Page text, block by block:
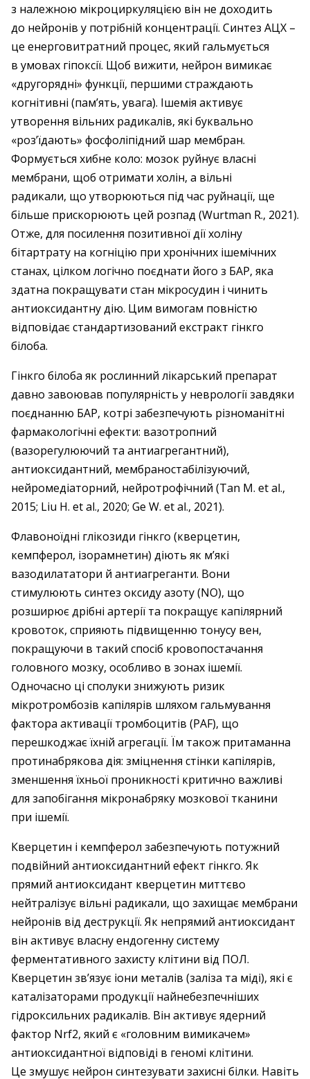
з належною мікроциркуляцією він не доходить
до нейронів у потрібній концентрації. Синтез АЦХ –
це енерговитратний процес, який гальмується
в умовах гіпоксії. Щоб вижити, нейрон вимикає
«другорядні» функції, першими страждають
когнітивні (пам’ять, увага). Ішемія активує
утворення вільних радикалів, які буквально
«роз’їдають» фосфоліпідний шар мембран.
Формується хибне коло: мозок руйнує власні
мембрани, щоб отримати холін, а вільні
радикали, що утворюються під час руйнації, ще
більше прискорюють цей розпад (Wurtman R., 2021).
Отже, для посилення позитивної дії холіну
бітартрату на когніцію при хронічних ішемічних
станах, цілком логічно поєднати його з БАР, яка
здатна покращувати стан мікросудин і чинить
антиоксидантну дію. Цим вимогам повністю
відповідає стандартизований екстракт гінкго
білоба.
Гінкго білоба як рослинний лікарський препарат
давно завоював популярність у неврології завдяки
поєднанню БАР, котрі забезпечують різноманітні
фармакологічні ефекти: вазотропний
(вазорегулюючий та антиагрегантний),
антиоксидантний, мембраностабілізуючий,
нейромедіаторний, нейротрофічний (Tan M. et al.,
2015; Liu H. et al., 2020; Ge W. et al., 2021).
Флавоноїдні глікозиди гінкго (кверцетин,
кемпферол, ізорамнетин) діють як м’які
вазодилататори й антиагреганти. Вони
стимулюють синтез оксиду азоту (NO), що
розширює дрібні артерії та покращує капілярний
кровоток, сприяють підвищенню тонусу вен,
покращуючи в такий спосіб кровопостачання
головного мозку, особливо в зонах ішемії.
Одночасно ці сполуки знижують ризик
мікротромбозів капілярів шляхом гальмування
фактора активації тромбоцитів (PAF), що
перешкоджає їхній агрегації. Їм також притаманна
протинабрякова дія: зміцнення стінки капілярів,
зменшення їхньої проникності критично важливі
для запобігання мікронабряку мозкової тканини
при ішемії.
Кверцетин і кемпферол забезпечують потужний
подвійний антиоксидантний ефект гінкго. Як
прямий антиоксидант кверцетин миттєво
нейтралізує вільні радикали, що захищає мембрани
нейронів від деструкції. Як непрямий антиоксидант
він активує власну ендогенну систему
ферментативного захисту клітини від ПОЛ.
Кверцетин зв’язує іони металів (заліза та міді), які є
каталізаторами продукції найнебезпечніших
гідроксильних радикалів. Він активує ядерний
фактор Nrf2, який є «головним вимикачем»
антиоксидантної відповіді в геномі клітини.
Це змушує нейрон синтезувати захисні білки. Навіть